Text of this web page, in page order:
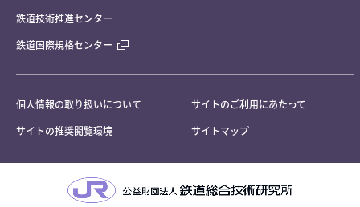
鉄道技術推進センター
鉄道国際規格センター
個人情報の取り扱いについて
サイトのご利用にあたって
サイトの推奨閲覧環境
サイトマップ